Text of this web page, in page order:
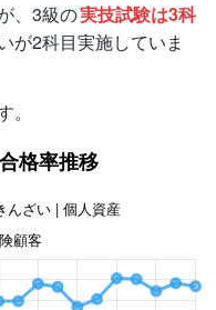
、3級の実技試験は3科
が2科目実施していま